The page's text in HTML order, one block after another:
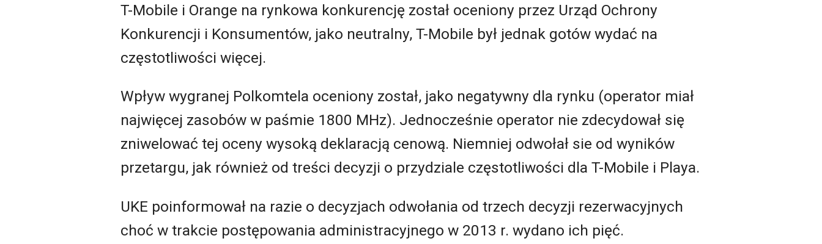
T-Mobile i Orange na rynkowa konkurencję został oceniony przez Urząd Ochrony
Konkurencji i Konsumentów, jako neutralny, T-Mobile był jednak gotów wydać na
częstotliwości więcej.
Wpływ wygranej Polkomtela oceniony został, jako negatywny dla rynku (operator miał
najwięcej zasobów w paśmie 1800 MHz). Jednocześnie operator nie zdecydował się
zniwelować tej oceny wysoką deklaracją cenową. Niemniej odwołał sie od wyników
przetargu, jak również od treści decyzji o przydziale częstotliwości dla T-Mobile i Playa.
UKE poinformował na razie o decyzjach odwołania od trzech decyzji rezerwacyjnych
choć w trakcie postępowania administracyjnego w 2013 r. wydano ich pięć.